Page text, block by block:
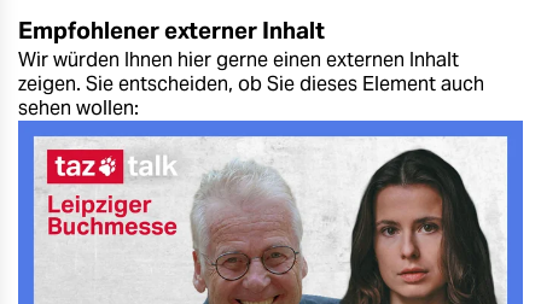
Empfohlener externer Inhalt
Wir würden Ihnen hier gerne einen externen Inhalt
zeigen. Sie entscheiden, ob Sie dieses Element auch
sehen wollen: